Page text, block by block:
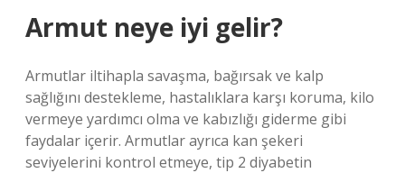
Armut neye iyi gelir?
Armutlar iltihapla savaşma, bağırsak ve kalp
sağlığını destekleme, hastalıklara karşı koruma, kilo
vermeye yardımcı olma ve kabızlığı giderme gibi
faydalar içerir. Armutlar ayrıca kan şekeri
seviyelerini kontrol etmeye, tip 2 diyabetin